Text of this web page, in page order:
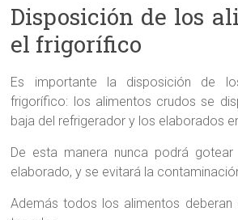
Disposición de los
el frigorífico
Es importante la disposición de
frigorífico: los alimentos crudos se
baja del refrigerador y los elaborados
De esta manera nunca podrá
elaborado, y se evitará la
Además todos los alimentos deberan